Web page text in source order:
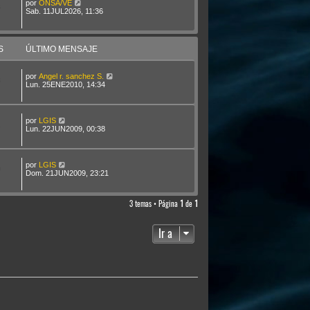
por ONSA/VE
Sab. 11JUL2026, 11:36
ÚLTIMO MENSAJE
por Angel r. sanchez S.
Lun. 25ENE2010, 14:34
por LGIS
Lun. 22JUN2009, 00:38
por LGIS
Dom. 21JUN2009, 23:21
3 temas • Página 1 de 1
Ir a